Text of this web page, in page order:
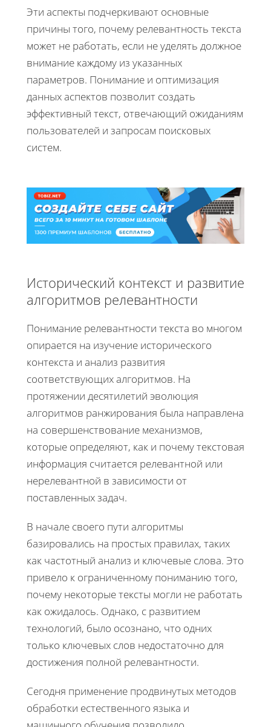
Эти аспекты подчеркивают основные
причины того, почему релевантность текста
может не работать, если не уделять должное
внимание каждому из указанных
параметров. Понимание и оптимизация
данных аспектов позволит создать
эффективный текст, отвечающий ожиданиям
пользователей и запросам поисковых
систем.
Исторический контекст и развитие
алгоритмов релевантности
Понимание релевантности текста во многом
опирается на изучение исторического
контекста и анализ развития
соответствующих алгоритмов. На
протяжении десятилетий эволюция
алгоритмов ранжирования была направлена
на совершенствование механизмов,
которые определяют, как и почему текстовая
информация считается релевантной или
нерелевантной в зависимости от
поставленных задач.
В начале своего пути алгоритмы
базировались на простых правилах, таких
как частотный анализ и ключевые слова. Это
привело к ограниченному пониманию того,
почему некоторые тексты могли не работать
как ожидалось. Однако, с развитием
технологий, было осознано, что одних
только ключевых слов недостаточно для
достижения полной релевантности.
Сегодня применение продвинутых методов
обработки естественного языка и